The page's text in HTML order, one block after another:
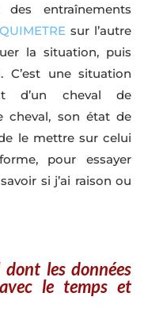
entraînements
sur l’autre
la situation, puis
C’est une situation
d’un cheval de
cheval, son état de
le mettre sur celui
pour essayer
si j’ai raison ou
les données
le temps et